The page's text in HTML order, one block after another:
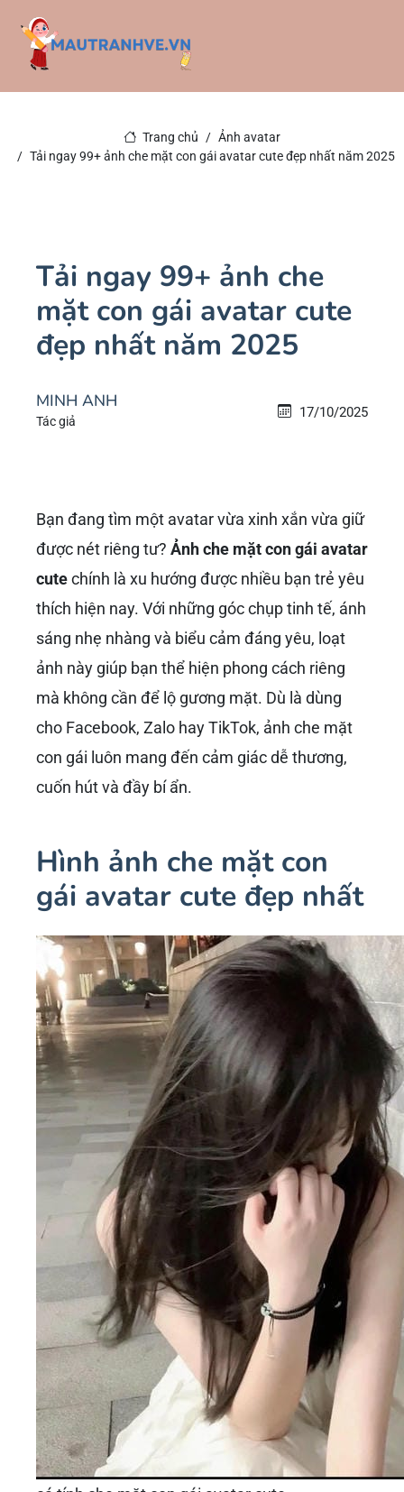
Trang chủ
Ảnh avatar
Tải ngay 99+ ảnh che mặt con gái avatar cute đẹp nhất năm 2025
Tải ngay 99+ ảnh che
mặt con gái avatar cute
đẹp nhất năm 2025
MINH ANH
Tác giả
17/10/2025
Bạn đang tìm một avatar vừa xinh xắn vừa giữ
được nét riêng tư? Ảnh che mặt con gái avatar
cutechính là xu hướng được nhiều bạn trẻ yêu
thích hiện nay. Với những góc chụp tinh tế, ánh
sáng nhẹ nhàng và biểu cảm đáng yêu, loạt
ảnh này giúp bạn thể hiện phong cách riêng
mà không cần để lộ gương mặt. Dù là dùng
cho Facebook, Zalo hay TikTok, ảnh che mặt
con gái luôn mang đến cảm giác dễ thương,
cuốn hút và đầy bí ẩn.
Hình ảnh che mặt con
gái avatar cute đẹp nhất